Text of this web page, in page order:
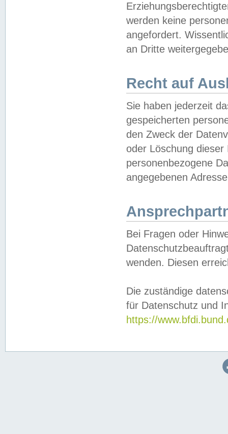
werden keine
angefordert.
an Dritte
Recht auf
Sie haben jederzeit
gespeicherten
den Zweck der
oder Löschung
personenbezogene
angegebenen
Bei Fragen oder
wenden. Diesen
Die zuständige
für Datenschutz und
https://